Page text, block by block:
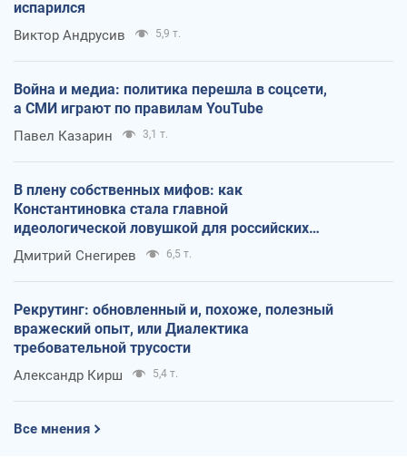
испарился
Виктор Андрусив 5,9 т.
Война и медиа: политика перешла в соцсети,
а СМИ играют по правилам YouTube
Павел Казарин 3,1 т.
В плену собственных мифов: как
Константиновка стала главной
идеологической ловушкой для российских
оккупантов
Дмитрий Снегирев 6,5 т.
Рекрутинг: обновленный и, похоже, полезный
вражеский опыт, или Диалектика
требовательной трусости
Александр Кирш 5,4 т.
Все мнения